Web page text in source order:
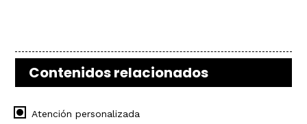
Contenidos relacionados
Atención personalizada